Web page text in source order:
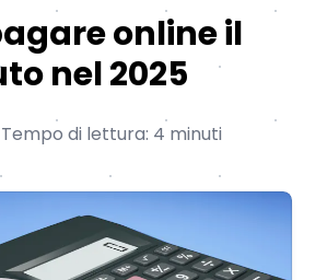
online il
nel 2025
Tempo di lettura: 4 minuti